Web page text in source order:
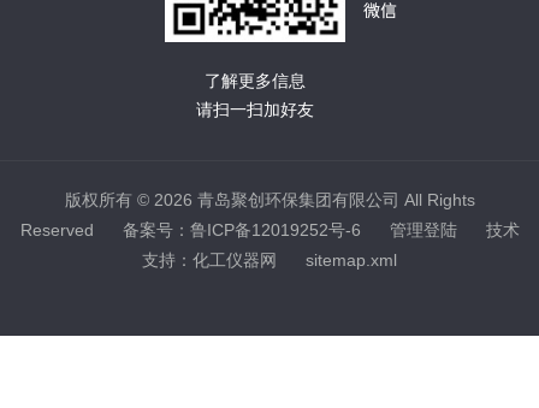
了解更多信息
请扫一扫加好友
版权所有 © 2026 青岛聚创环保集团有限公司 All Rights
Reserved 备案号：鲁ICP备12019252号-6 管理登陆技术
支持： 化工仪器网 sitemap.xml